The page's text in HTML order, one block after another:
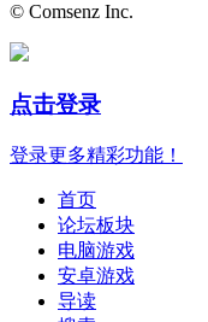
© Comsenz Inc.
点击登录
登录更多精彩功能！
首页
论坛板块
电脑游戏
安卓游戏
导读